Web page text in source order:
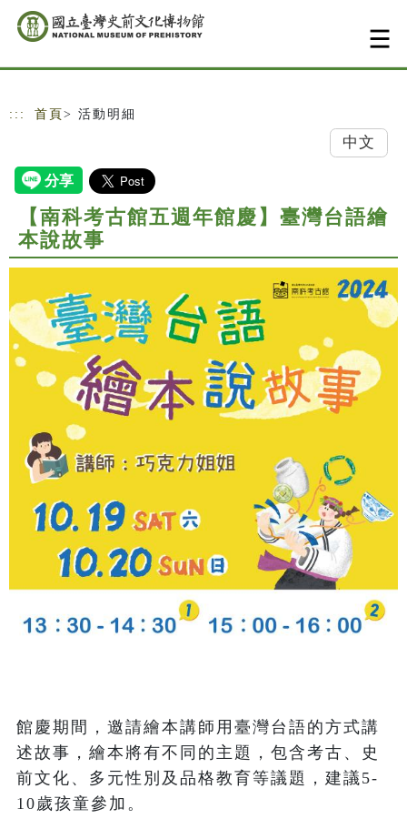
跳到主要內容
網站導覽
::: 首頁 > 活動明細
中文
【南科考古館五週年館慶】臺灣台語繪
本說故事
館慶期間，邀請繪本講師用臺灣台語的方式講
述故事，繪本將有不同的主題，包含考古、史
前文化、多元性別及品格教育等議題，建議5-
10歲孩童參加。